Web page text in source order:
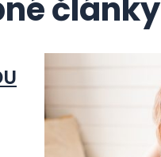
články